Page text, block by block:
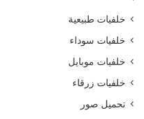
خلفيات طبيعية
خلفيات سوداء
خلفيات موبايل
خلفيات زرقاء
تحميل صور